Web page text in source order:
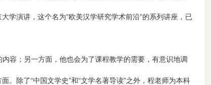
学演讲，这个名为“欧美汉学研究学术前沿”的系列讲座，已
容；另一方面，他也会为了课程教学的需要，有意识地调
除了“中国文学史”和“文学名著导读”之外，程老师为本科